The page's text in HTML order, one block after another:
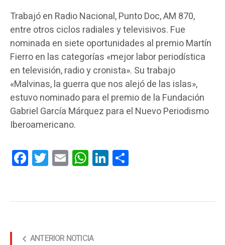
Trabajó en Radio Nacional, Punto Doc, AM 870,
entre otros ciclos radiales y televisivos. Fue
nominada en siete oportunidades al premio Martín
Fierro en las categorías «mejor labor periodística
en televisión, radio y cronista». Su trabajo
«Malvinas, la guerra que nos alejó de las islas»,
estuvo nominado para el premio de la Fundación
Gabriel García Márquez para el Nuevo Periodismo
Iberoamericano.
FacebookTwitterEmail WhatsAppLinkedIn
ANTERIOR NOTICIA